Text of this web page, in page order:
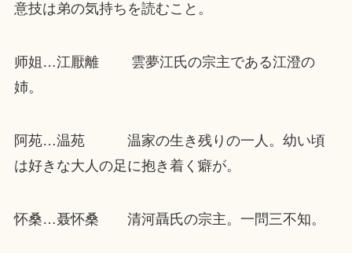
意技は弟の気持ちを読むこと。
师姐…江厭離 雲夢江氏の宗主である江澄の
姉。
阿苑…温苑 温家の生き残りの一人。幼い頃
は好きな大人の足に抱き着く癖が。
怀桑…聂怀桑 清河聶氏の宗主。一問三不知。